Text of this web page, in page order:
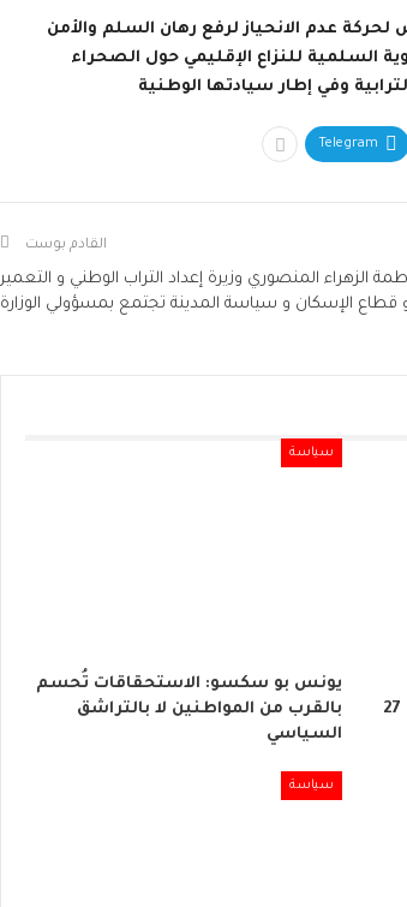
عدم الانحياز لرفع رهان السلم والأمن
السلمية للنزاع الإقليمي حول الصحراء
وفي إطار سيادتها الوطنية
Telegram
القادم بوست
الزهراء المنصوري وزيرة إعداد التراب الوطني و التعمير
قطاع الإسكان و سياسة المدينة تجتمع بمسؤولي الوزارة
مشاريع تنموية وتعليمية بأزيد من 27
سياسة
يونس بو سكسو: الاستحقاقات تُحسم
بالقرب من المواطنين لا بالتراشق
السياسي
سياسة